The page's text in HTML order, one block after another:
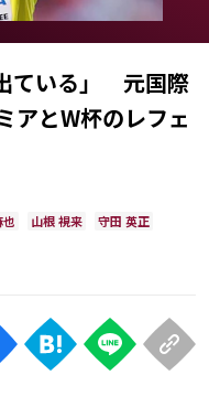
ている」 元国際
アとW杯のレフェ
山根 視来
守田 英正